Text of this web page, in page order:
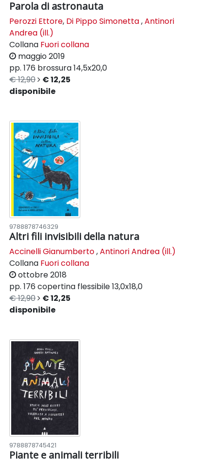
Parola di astronauta
Perozzi Ettore, Di Pippo Simonetta,Antinori
Andrea (ill.)
Collana Fuori collana
maggio 2019
pp. 176 brossura14,5x20,0
€ 12,90
€ 12,25
disponibile
9788878746329
Altri fili invisibili della natura
Accinelli Gianumberto,Antinori Andrea (ill.)
Collana Fuori collana
ottobre 2018
pp. 176 copertina flessibile13,0x18,0
€ 12,90
€ 12,25
disponibile
9788878745421
Piante e animali terribili